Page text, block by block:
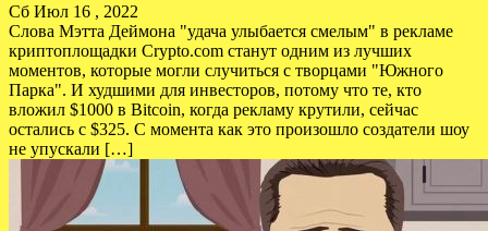
Сб Июл 16 , 2022
Слова Мэтта Деймона "удача улыбается смелым" в рекламе
криптоплощадки Crypto.com станут одним из лучших
моментов, которые могли случиться с творцами "Южного
Парка". И худшими для инвесторов, потому что те, кто
вложил $1000 в Bitcoin, когда рекламу крутили, сейчас
остались с $325. С момента как это произошло создатели шоу
не упускали […]